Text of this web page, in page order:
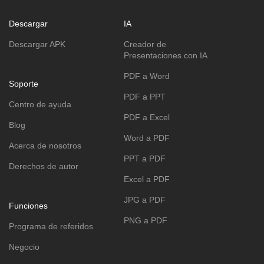
Descargar
Descargar APK
Soporte
Centro de ayuda
Blog
Acerca de nosotros
Derechos de autor
Funciones
Programa de referidos
Negocio
IA
Creador de
Presentaciones con IA
PDF a Word
PDF a PPT
PDF a Excel
Word a PDF
PPT a PDF
Excel a PDF
JPG a PDF
PNG a PDF